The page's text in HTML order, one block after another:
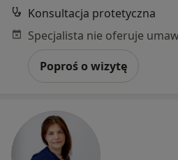
Konsultacja protetyczna
Poproś o wizytę